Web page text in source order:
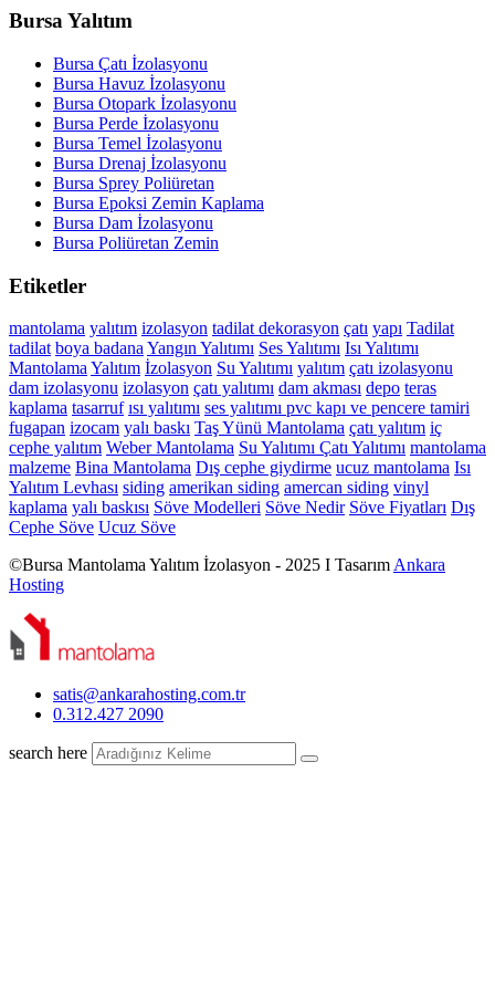
Bursa Yalıtım
Bursa Çatı İzolasyonu
Bursa Havuz İzolasyonu
Bursa Otopark İzolasyonu
Bursa Perde İzolasyonu
Bursa Temel İzolasyonu
Bursa Drenaj İzolasyonu
Bursa Sprey Poliüretan
Bursa Epoksi Zemin Kaplama
Bursa Dam İzolasyonu
Bursa Poliüretan Zemin
Etiketler
mantolama yalıtım izolasyon tadilatdekorasyon çatı yapı Tadilat
tadilat boya badanaYangın Yalıtımı Ses Yalıtımı Isı Yalıtımı
MantolamaYalıtım İzolasyon Su Yalıtımı yalıtım çatı izolasyonu
dam izolasyonu izolasyon çatı yalıtımı dam akması depo teras
kaplama tasarruf ısı yalıtımı ses yalıtımı pvc kapı ve pencere tamiri
fugapan izocam yalı baskı Taş Yünü Mantolama çatı yalıtım iç
cephe yalıtım Weber Mantolama Su Yalıtımı Çatı Yalıtımı mantolama
malzeme Bina Mantolama Dış cephe giydirme ucuz mantolama Isı
Yalıtım Levhası siding amerikan siding amercan siding vinyl
kaplama yalı baskısı Söve Modelleri Söve Nedir Söve Fiyatları Dış
Cephe Söve Ucuz Söve
©Bursa Mantolama Yalıtım İzolasyon - 2025 I TasarımAnkara
Hosting
satis@ankarahosting.com.tr
0.312.427 2090
search here